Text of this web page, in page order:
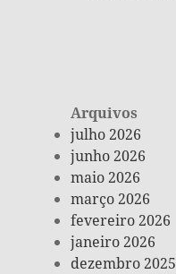
Arquivos
julho 2026
junho 2026
maio 2026
março 2026
fevereiro 2026
janeiro 2026
dezembro 2025